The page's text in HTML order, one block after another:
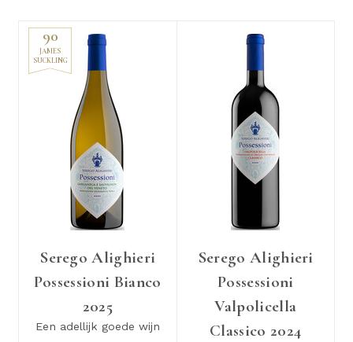
90
JAMES
SUCKLING
Serego Alighieri
Possessioni Bianco
2025
Een adellijk goede wijn
Serego Alighieri
Possessioni
Valpolicella
Classico 2024